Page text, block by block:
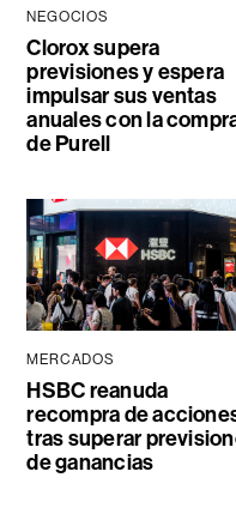
NEGOCIOS
Clorox supera
previsiones y espera
impulsar sus ventas
anuales con la
de Purell
MERCADOS
HSBC reanuda
recompra de
tras superar
de ganancias